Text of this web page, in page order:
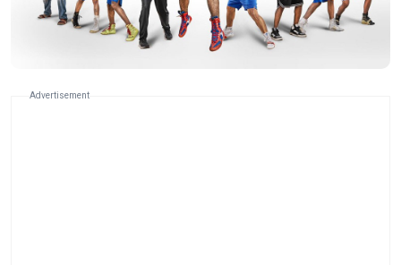
Advertisement